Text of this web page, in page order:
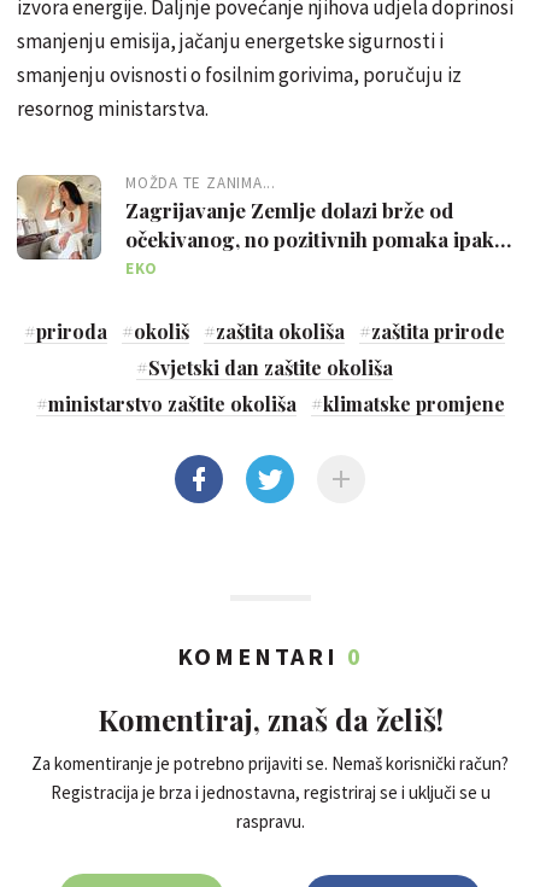
izvora energije. Daljnje povećanje njihova udjela doprinosi
smanjenju emisija, jačanju energetske sigurnosti i
smanjenju ovisnosti o fosilnim gorivima, poručuju iz
resornog ministarstva.
MOŽDA TE ZANIMA...
Zagrijavanje Zemlje dolazi brže od
očekivanog, no pozitivnih pomaka ipak
ima
EKO
#priroda #okoliš #zaštita okoliša #zaštita prirode
#Svjetski dan zaštite okoliša
#ministarstvo zaštite okoliša #klimatske promjene
KOMENTARI 0
Komentiraj, znaš da želiš!
Za komentiranje je potrebno prijaviti se. Nemaš korisnički račun?
Registracija je brza i jednostavna, registriraj se i uključi se u
raspravu.